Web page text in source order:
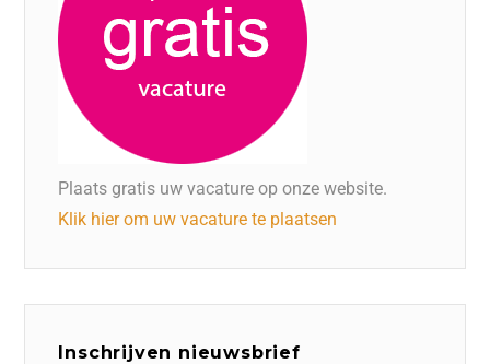
Plaats gratis uw vacature op onze website.
Klik hier om uw vacature te plaatsen
Inschrijven nieuwsbrief